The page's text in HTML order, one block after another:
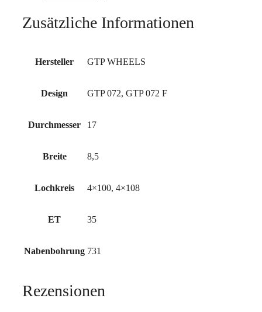
poliert
Zusätzliche Informationen
Hersteller GTP WHEELS
Design GTP 072, GTP 072 F
Durchmesser 17
Breite 8,5
Lochkreis 4×100, 4×108
ET 35
Nabenbohrung 731
Rezensionen